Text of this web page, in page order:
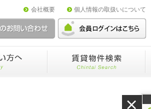
会社概要 個人情報の取扱いについて